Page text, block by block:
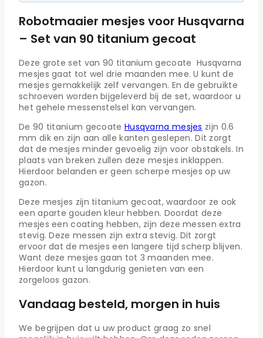
Robotmaaier mesjes voor Husqvarna
– Set van 90 titanium gecoat
Deze grote set van 90 titanium gecoate Husqvarna
mesjes gaat tot wel drie maanden mee. U kunt de
mesjes gemakkelijk zelf vervangen. En de gebruikte
schroeven worden bijgeleverd bij de set, waardoor u
het gehele messenstelsel kan vervangen.
De 90 titanium gecoate Husqvarna mesjes zijn 0.6
mm dik en zijn aan alle kanten geslepen. Dit zorgt
dat de mesjes minder gevoelig zijn voor obstakels. In
plaats van breken zullen deze mesjes inklappen.
Hierdoor belanden er geen scherpe mesjes op uw
gazon.
Deze mesjes zijn titanium gecoat, waardoor ze ook
een aparte gouden kleur hebben. Doordat deze
mesjes een coating hebben, zijn deze messen extra
stevig. Deze messen zijn extra stevig. Dit zorgt
ervoor dat de mesjes een langere tijd scherp blijven.
Want deze mesjes gaan tot 3 maanden mee.
Hierdoor kunt u langdurig genieten van een
zorgeloos gazon.
Vandaag besteld, morgen in huis
We begrijpen dat u uw product graag zo snel